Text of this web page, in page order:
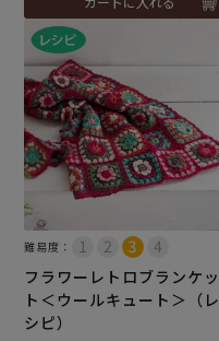
難易度：
フラワーレトロブランケッ
ト＜ウールキュート＞（レ
シピ）